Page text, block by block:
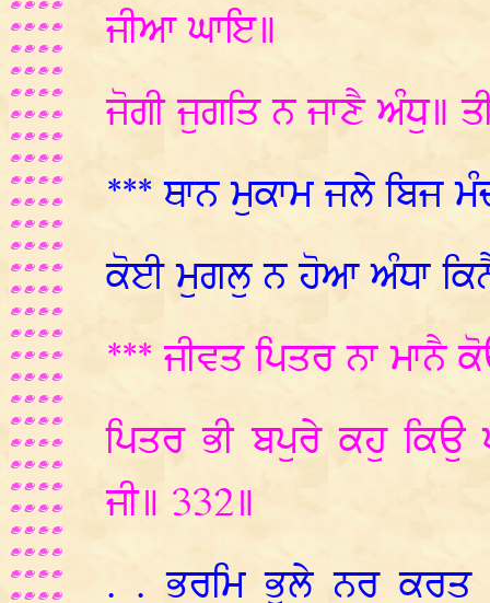
ਜੀਆ ਘਾਇ॥
ਜੋਗੀ ਜੁਗਤਿ ਨ ਜਾਣੈ ਅੰਧੁ॥
*** ਥਾਨ ਮੁਕਾਮ ਜਲੇ ਬਿਜ
ਕੋਈ ਮੁਗਲੁ ਨ ਹੋਆ ਅੰਧਾ
*** ਜੀਵਤ ਪਿਤਰ ਨਾ ਮਾਨੈ
ਪਿਤਰ ਭੀ ਬਪੁਰੇ ਕਹੁ ਕਿਉ
ਜੀ॥ 332॥
. . ਭਰਮਿ ਭੂਲੇ ਨਰ